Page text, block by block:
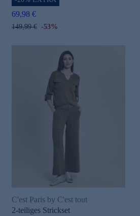
69,98 €
149,99 € -53%
C'est Paris by C'est tout
2-teiliges Strickset